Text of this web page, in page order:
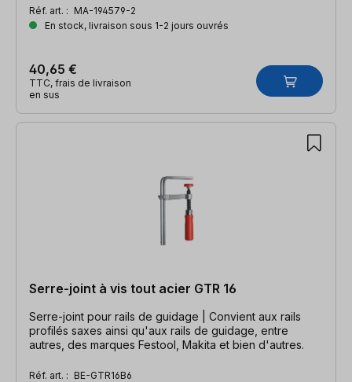
Réf. art. : MA-194579-2
En stock, livraison sous 1-2 jours ouvrés
40,65 €
TTC, frais de livraison
en sus
Serre-joint à vis tout acier GTR 16
Serre-joint pour rails de guidage | Convient aux rails
profilés saxes ainsi qu'aux rails de guidage, entre
autres, des marques Festool, Makita et bien d'autres.
Réf. art. : BE-GTR16B6